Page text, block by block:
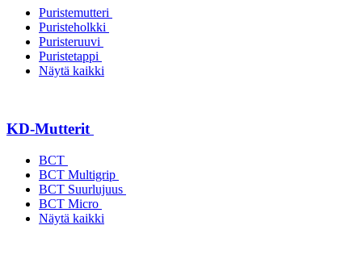
Puristemutteri
Puristeholkki
Puristeruuvi
Puristetappi
Näytä kaikki
KD-Mutterit
BCT
BCT Multigrip
BCT Suurlujuus
BCT Micro
Näytä kaikki